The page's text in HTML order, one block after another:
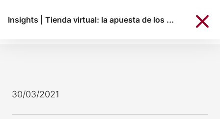
Insights Tienda virtual: la apuesta de los artesanos colombianos
30/03/2021